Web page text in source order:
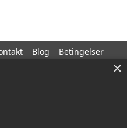
Blog Betingelser
×